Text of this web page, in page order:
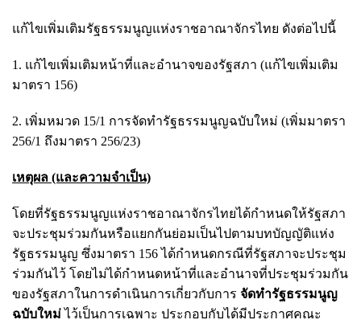
แก้ไขเพิ่มเติมรัฐธรรมนูญแห่งราชอาณาจักรไทย ดังต่อไปนี้
1. แก้ไขเพิ่มเติมหน้าที่และอำนาจของรัฐสภา (แก้ไขเพิ่มเติม
มาตรา 156)
2. เพิ่มหมวด 15/1 การจัดทำรัฐธรรมนูญฉบับใหม่ (เพิ่มมาตรา
256/1 ถึงมาตรา 256/23)
เหตุผล (และความจำเป็น)
โดยที่รัฐธรรมนูญแห่งราชอาณาจักรไทยได้กำหนดให้รัฐสภา
จะประชุมร่วมกันหรือแยกกันย่อมเป็นไปตามบทบัญญัติแห่ง
รัฐธรรมนูญ ซึ่งมาตรา 156 ได้กำหนดกรณีที่รัฐสภาจะประชุม
ร่วมกันไว้ โดยไม่ได้กำหนดหน้าที่และอำนาจที่ประชุมร่วมกัน
ของรัฐสภาในการดำเนินการเกี่ยวกับการ จัดทำรัฐธรรมนูญ
ฉบับใหม่ไว้เป็นการเฉพาะ ประกอบกับได้มีประกาศคณะ